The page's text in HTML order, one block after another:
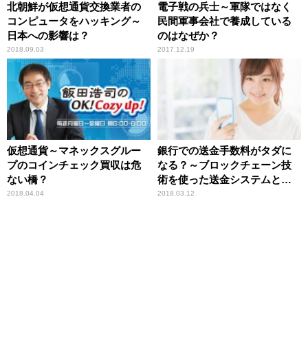
北朝鮮が仮想通貨交換業者の
コンピュータをハッキング～
日本への影響は？
2018.09.03
電子戦の兵士～軍隊ではなく
民間軍事会社で養成している
のはなぜか？
2017.12.19
仮想通貨～マネックスグルー
プのコインチェック買収は危
ない橋？
2018.04.04
銀行での送金手数料がタダに
なる？～ブロックチェーン技
術を使った送金システムと
は？
2018.03.12